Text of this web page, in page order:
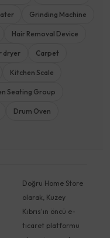
Grinding Machine
Hair Removal Device
dryer Carpet
Kitchen Scale
Seating Group
Drum Oven
Doğru Home Store
olarak, Kuzey
Kıbrıs'ın öncü e-
ticaret platformu